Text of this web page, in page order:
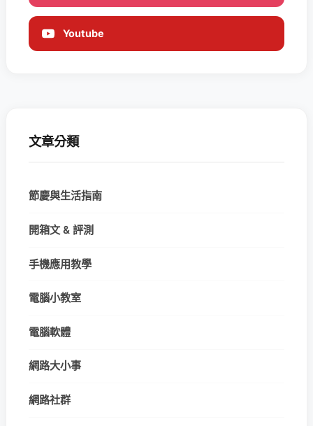
Youtube
文章分類
節慶與生活指南
開箱文 & 評測
手機應用教學
電腦小教室
電腦軟體
網路大小事
網路社群